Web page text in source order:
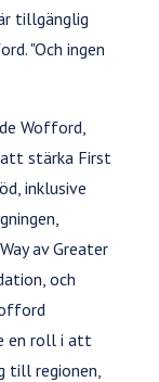
tillgänglig
"Och ingen
Wofford,
stärka First
inklusive
av Greater
och
en roll i att
till regionen,